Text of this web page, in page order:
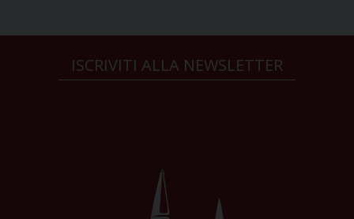
ISCRIVITI ALLA NEWSLETTER